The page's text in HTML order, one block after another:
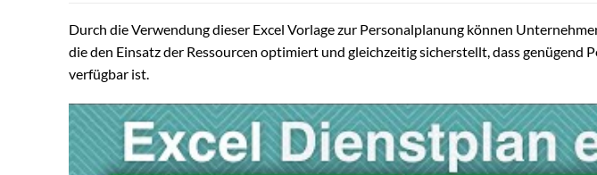
Durch die Verwendung dieser Excel Vorlage zur Personalplanung können
die den Einsatz der Ressourcen optimiert und gleichzeitig sicherstellt, dass genügend
verfügbar ist.